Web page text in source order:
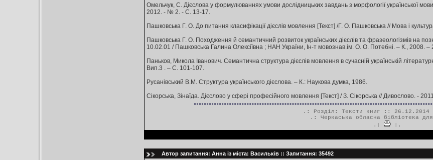
Омельчук, С. Дієслова у формулюваннях умови дослідницьких завдань з морфології української
2012. - № 2. - С. 13-17.
Пашковська Г. О. До питання класифікації дієслів мовлення [Текст] /Г. О. Пашковська // Мова і
Пашковська Г. О. Походження й семантичний розвиток українських дієслів та фразеологізмів на
10.02.01 / Пашковська Галина Олексіївна ; НАН України, Ін-т мовознав.ім. О. О. Потебні. – К., 2008. –
Паньков, Микола Іванович. Семантична структура дієслів мовлення в сучасній українській
Вип.3 . – С. 101-107.
Русанівський В.М. Структура українського дієслова. – К.: Наукова думка, 1986.
Сікорська, Зінаїда. Дієслово у сфері професійного мовлення [Текст] / З. Сікорська // Дивослово. -
.: Розділ: Тексти книг :: 26.12.2014
.: Черкаська обласна бібліотека
.:
:.
Автор запитання: Анна із міста: Васильків :: Запитання: 35492